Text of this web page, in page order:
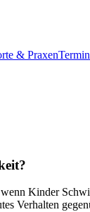
& Praxen
Kinder
Verhalten